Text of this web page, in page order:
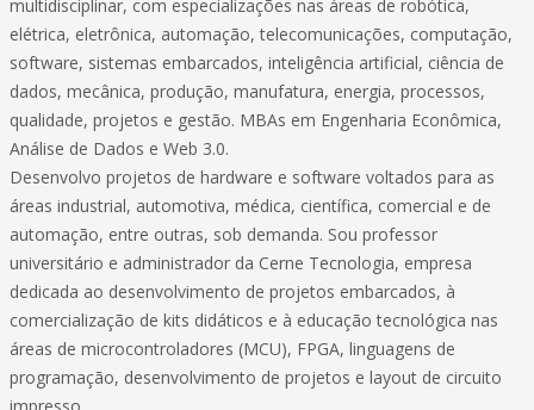
multidisciplinar, com especializações nas áreas de robótica,
elétrica, eletrônica, automação, telecomunicações, computação,
software, sistemas embarcados, inteligência artificial, ciência de
dados, mecânica, produção, manufatura, energia, processos,
qualidade, projetos e gestão. MBAs em Engenharia Econômica,
Análise de Dados e Web 3.0.
Desenvolvo projetos de hardware e software voltados para as
áreas industrial, automotiva, médica, científica, comercial e de
automação, entre outras, sob demanda. Sou professor
universitário e administrador da Cerne Tecnologia, empresa
dedicada ao desenvolvimento de projetos embarcados, à
comercialização de kits didáticos e à educação tecnológica nas
áreas de microcontroladores (MCU), FPGA, linguagens de
programação, desenvolvimento de projetos e layout de circuito